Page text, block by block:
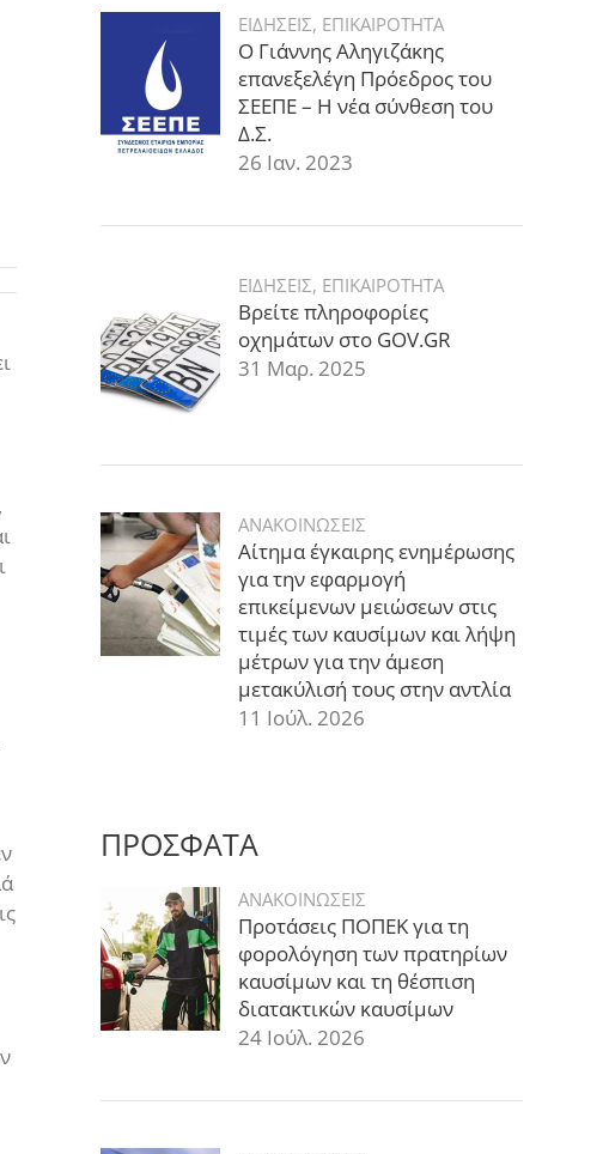
ΕΙΔΗΣΕΙΣ, ΕΠΙΚΑΙΡΟΤΗΤΑ
Ο Γιάννης Αληγιζάκης
επανεξελέγη Πρόεδρος του
ΣΕΕΠΕ – Η νέα σύνθεση του
Δ.Σ.
26 Ιαν. 2023
ΕΙΔΗΣΕΙΣ, ΕΠΙΚΑΙΡΟΤΗΤΑ
Βρείτε πληροφορίες
οχημάτων στο GOV.GR
31 Μαρ. 2025
ΑΝΑΚΟΙΝΩΣΕΙΣ
Αίτημα έγκαιρης ενημέρωσης
για την εφαρμογή
επικείμενων μειώσεων στις
τιμές των καυσίμων και λήψη
μέτρων για την άμεση
μετακύλισή τους στην αντλία
11 Ιούλ. 2026
ΠΡΟΣΦΑΤΑ
ΑΝΑΚΟΙΝΩΣΕΙΣ
Προτάσεις ΠΟΠΕΚ για τη
φορολόγηση των πρατηρίων
καυσίμων και τη θέσπιση
διατακτικών καυσίμων
24 Ιούλ. 2026